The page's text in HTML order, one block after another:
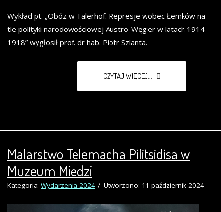
Wykład pt. „Obóz w Talerhof. Represje wobec Łemków na
tle polityki narodowościowej Austro-Węgier w latach 1914-
1918” wygłosił prof. dr hab. Piotr Szlanta.
CZYTAJ WIĘCEJ...
Malarstwo Telemacha Pilitsidisa w
Muzeum Miedzi
Kategoria: Wydarzenia 2024 Utworzono: 11 październik 2024